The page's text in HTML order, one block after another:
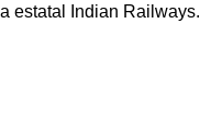
estatal Indian Railways.